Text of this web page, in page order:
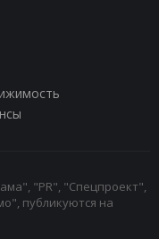
"PR", "Спецпроект",
публикуются на